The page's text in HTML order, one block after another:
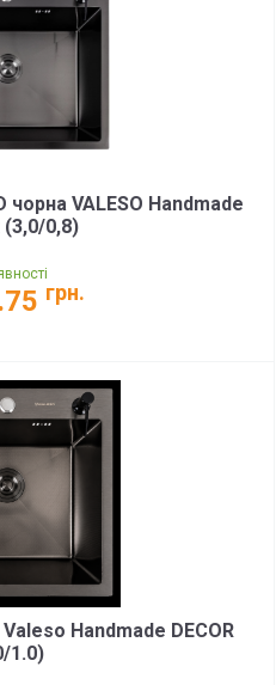
чорна VALESO Handmade
(3,0/0,8)
грн.
Handmade DECOR
1.0)